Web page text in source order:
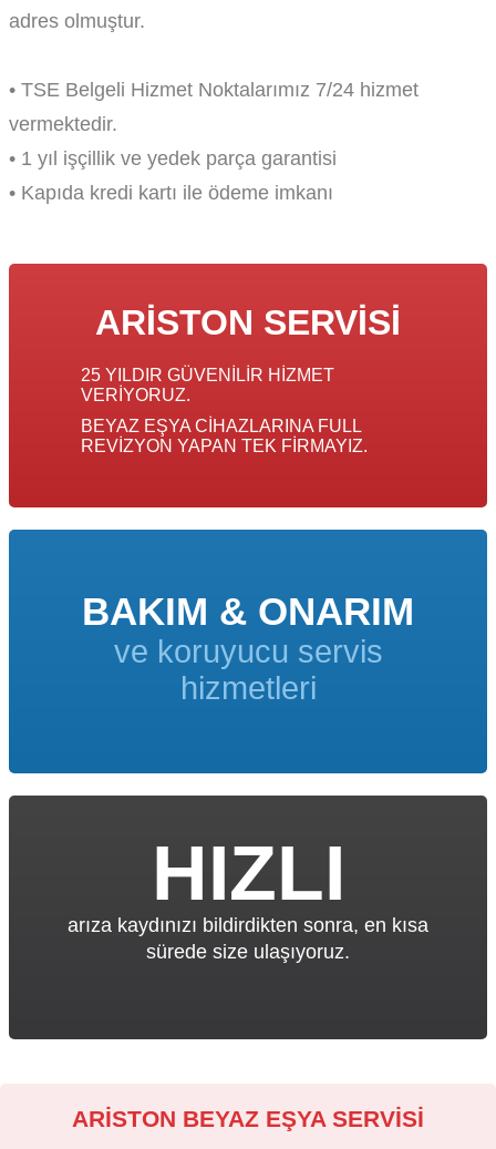
adres olmuştur.
• TSE Belgeli Hizmet Noktalarımız 7/24 hizmet
vermektedir.
• 1 yıl işçillik ve yedek parça garantisi
• Kapıda kredi kartı ile ödeme imkanı
ARISTON SERVISI
25 YILDIR GÜVENILIR HIZMET
VERIYORUZ.
BEYAZ EŞYA CIHAZLARINA FULL
REVIZYON YAPAN TEK FIRMAYIZ.
BAKIM & ONARIM
ve koruyucu servis
hizmetleri
HIZLI
arıza kaydınızı bildirdikten sonra, en kısa
sürede size ulaşıyoruz.
ARİSTON BEYAZ EŞYA SERVİSİ